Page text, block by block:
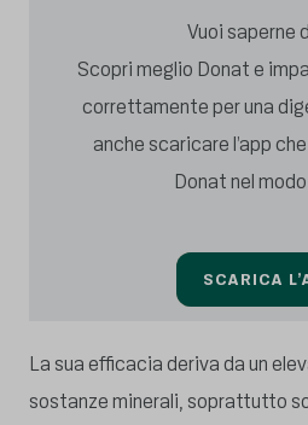
Vuoi saperne
Scopri meglio Donat e
correttamente per una
anche scaricare l’app
Donat nel
SCARICA
La sua efficacia deriva da un
sostanze minerali, soprattutto